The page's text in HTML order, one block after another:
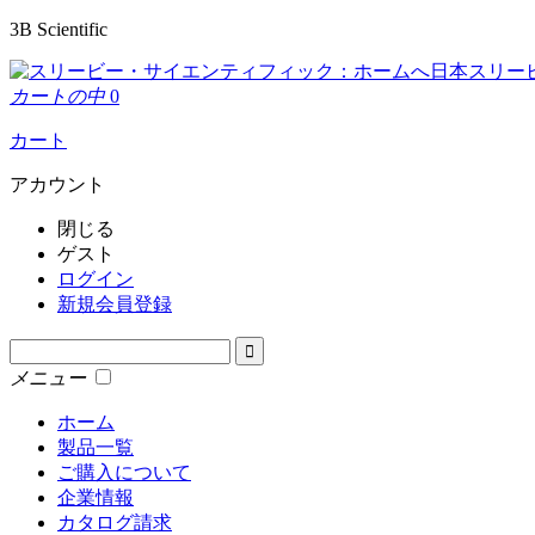
3B Scientific
日本スリー
カートの中 0
カート
アカウント
閉じる
ゲスト
ログイン
新規会員登録
メニュー
ホーム
製品一覧
ご購入について
企業情報
カタログ請求